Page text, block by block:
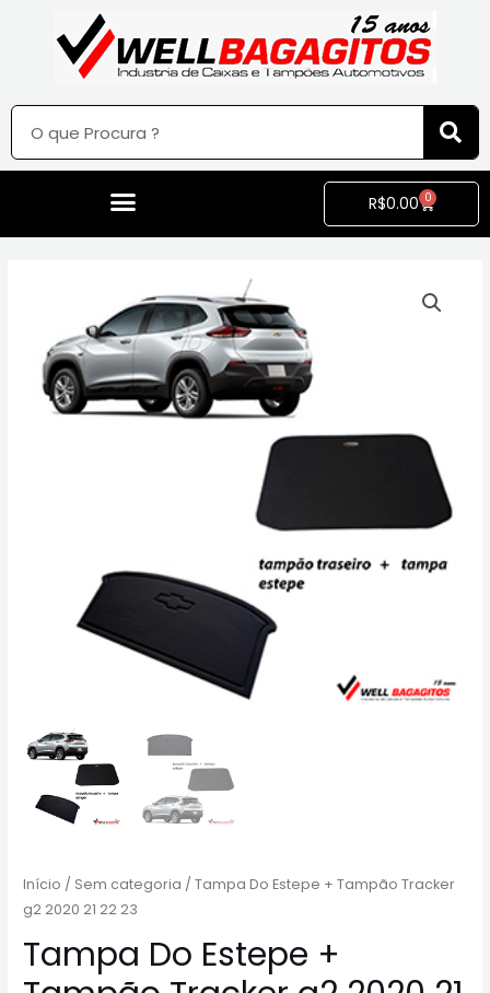
R$0.00 0
Início / Sem categoria / Tampa Do Estepe + Tampão Tracker
g2 2020 21 22 23
Tampa Do Estepe +